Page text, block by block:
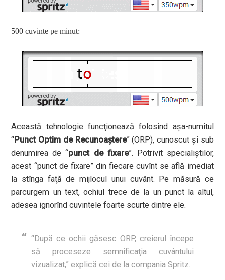
500 cuvinte pe minut:
Această tehnologie funcţionează folosind aşa-numitul
“Punct Optim de Recunoaştere” (ORP), cunoscut şi sub
denumirea de “punct de fixare”. Potrivit specialiştilor,
acest “punct de fixare” din fiecare cuvînt se află imediat
la stînga faţă de mijlocul unui cuvânt. Pe măsură ce
parcurgem un text, ochiul trece de la un punct la altul,
adesea ignorînd cuvintele foarte scurte dintre ele.
“După ce ochii găsesc ORP, creierul începe
să proceseze semnificaţia cuvântului
vizualizat,” explică cei de la compania Spritz.